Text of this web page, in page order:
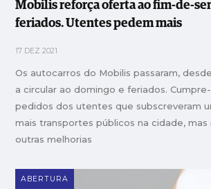
Mobilis reforça oferta ao fim-de-
feriados. Utentes pedem mais
17 DEZ 2021
Os autocarros do Mobilis passaram,
a circular ao domingo e feriados.
pedidos dos utentes que subscreveram
mais transportes públicos na cidade, mas
outras melhorias
ABERTURA